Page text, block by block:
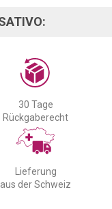
30 Tage
Rückgaberecht
Lieferung
aus der Schweiz